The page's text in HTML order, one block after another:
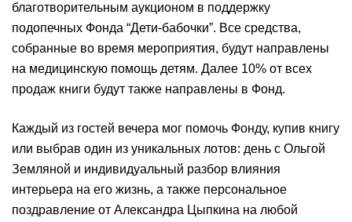
благотворительным аукционом в поддержку
подопечных Фонда “Дети-бабочки”. Все средства,
собранные во время мероприятия, будут направлены
на медицинскую помощь детям. Далее 10% от всех
продаж книги будут также направлены в Фонд.
Каждый из гостей вечера мог помочь Фонду, купив книгу
или выбрав один из уникальных лотов: день с Ольгой
Земляной и индивидуальный разбор влияния
интерьера на его жизнь, а также персональное
поздравление от Александра Цыпкина на любой